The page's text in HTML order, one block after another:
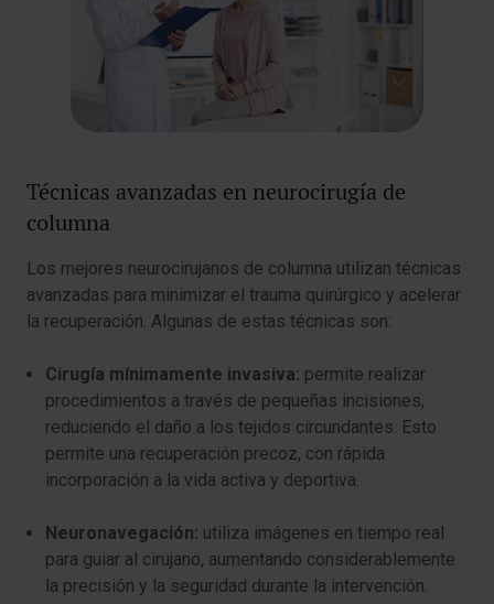
Técnicas avanzadas en neurocirugía de
columna
Los mejores neurocirujanos de columna utilizan técnicas
avanzadas para minimizar el trauma quirúrgico y acelerar
la recuperación. Algunas de estas técnicas son:
Cirugía mínimamente invasiva: permite realizar
procedimientos a través de pequeñas incisiones,
reduciendo el daño a los tejidos circundantes. Esto
permite una recuperación precoz, con rápida
incorporación a la vida activa y deportiva.
Neuronavegación: utiliza imágenes en tiempo real
para guiar al cirujano, aumentando considerablemente
la precisión y la seguridad durante la intervención.